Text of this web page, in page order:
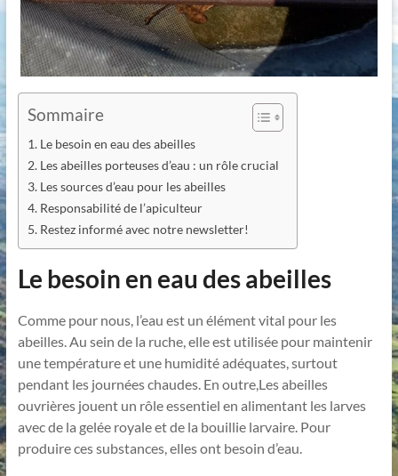
Sommaire
Le besoin en eau des abeilles
Les abeilles porteuses d’eau : un rôle crucial
Les sources d’eau pour les abeilles
Responsabilité de l’apiculteur
Restez informé avec notre newsletter!
Le besoin en eau des abeilles
Comme pour nous, l’eau est un élément vital pour les
abeilles. Au sein de la ruche, elle est utilisée pour maintenir
une température et une humidité adéquates, surtout
pendant les journées chaudes. En outre,Les abeilles
ouvrières jouent un rôle essentiel en alimentant les larves
avec de la gelée royale et de la bouillie larvaire. Pour
produire ces substances, elles ont besoin d’eau.